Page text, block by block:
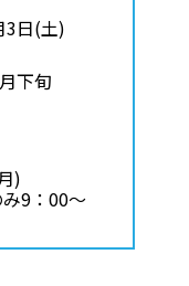
日(土)
下旬
)
9：00～